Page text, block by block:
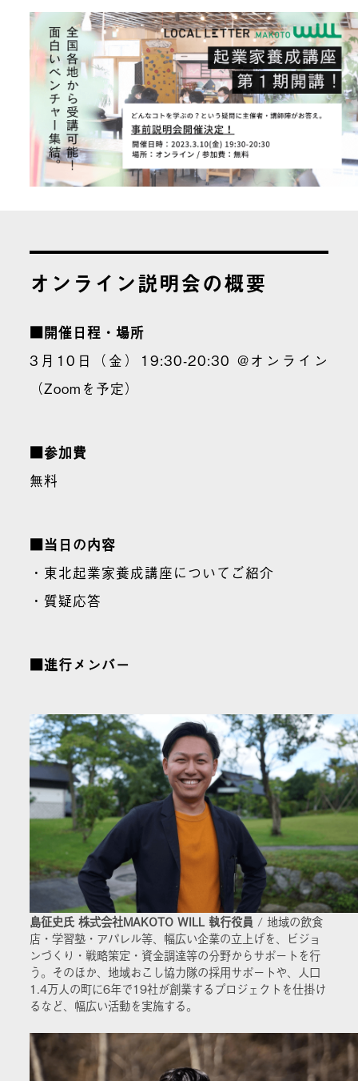
オンライン説明会の概要
■開催日程・場所
3月10日（金）19:30-20:30 @オンライン
（Zoomを予定）
■参加費
無料
■当日の内容
・東北起業家養成講座についてご紹介
・質疑応答
■進行メンバー
島征史氏 株式会社MAKOTO WILL 執行役員 / 地域の飲食
店・学習塾・アパレル等、幅広い企業の立上げを、ビジョ
ンづくり・戦略策定・資金調達等の分野からサポートを行
う。そのほか、地域おこし協力隊の採用サポートや、人口
1.4万人の町に6年で19社が創業するプロジェクトを仕掛け
るなど、幅広い活動を実施する。